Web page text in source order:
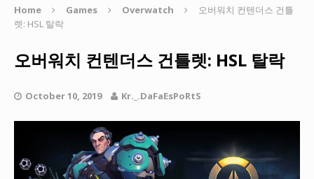
Home Games Overwatch
오버워치 컨텐더스 건틀
렛: HSL 탈락
오버워치 컨텐더스 건틀렛: HSL 탈락
October 10, 2019 Kr._.DaFaEsPoRtS